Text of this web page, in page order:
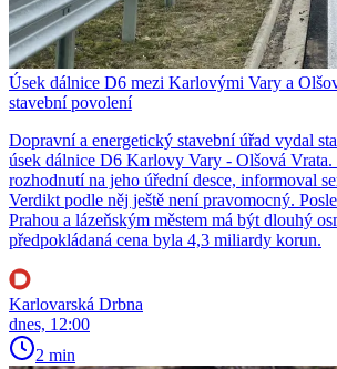
Úsek dálnice D6 mezi Karlovými Vary a
stavební povolení
Dopravní a energetický stavební úřad vydal
úsek dálnice D6 Karlovy Vary - Olšová
rozhodnutí na jeho úřední desce, informoval
Verdikt podle něj ještě není pravomocný.
Prahou a lázeňským městem má být dlouhý
předpokládaná cena byla 4,3 miliardy korun.
Karlovarská Drbna
dnes, 12:00
2 min